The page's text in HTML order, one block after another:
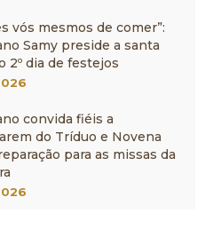
vós mesmos de comer”:
Samy preside a santa
2º dia de festejos
convida fiéis a
do Tríduo e Novena
para as missas da